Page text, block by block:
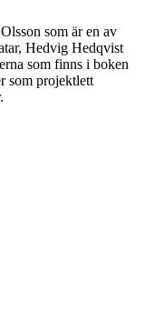
som är en av
Hedvig Hedqvist
som finns i boken
som projektlett